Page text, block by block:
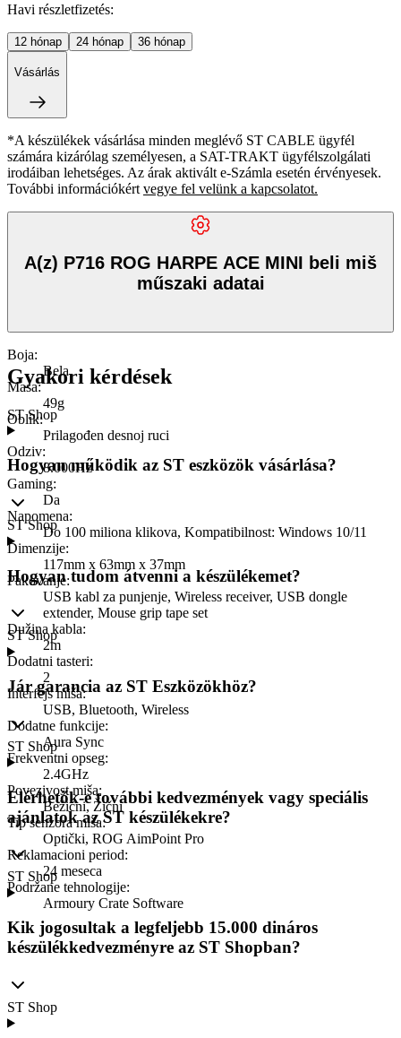
Havi részletfizetés:
12 hónap 24 hónap 36 hónap
Vásárlás
*A készülékek vásárlása minden meglévő ST CABLE ügyfél
számára kizárólag személyesen, a SAT-TRAKT ügyfélszolgálati
irodáiban lehetséges. Az árak aktivált e-Számla esetén érvényesek.
További információkért vegye fel velünk a kapcsolatot.
A(z) P716 ROG HARPE ACE MINI beli miš
műszaki adatai
Boja:
Bela
Masa:
49g
Oblik:
Prilagođen desnoj ruci
Odziv:
8.000Hz
Gaming:
Da
Napomena:
Do 100 miliona klikova, Kompatibilnost: Windows 10/11
Dimenzije:
117mm x 63mm x 37mm
Pakovanje:
USB kabl za punjenje, Wireless receiver, USB dongle
extender, Mouse grip tape set
Dužina kabla:
2m
Dodatni tasteri:
2
Interfejs miša:
USB, Bluetooth, Wireless
Dodatne funkcije:
Aura Sync
Frekventni opseg:
2.4GHz
Povezivost miša:
Bežični, Žični
Tip senzora miša:
Optički, ROG AimPoint Pro
Reklamacioni period:
24 meseca
Podržane tehnologije:
Armoury Crate Software
Gyakori kérdések
ST Shop
Hogyan működik az ST eszközök vásárlása?
ST Shop
Hogyan tudom átvenni a készülékemet?
ST Shop
Jár garancia az ST Eszközökhöz?
ST Shop
Elérhetők-e további kedvezmények vagy speciális
ajánlatok az ST készülékekre?
ST Shop
Kik jogosultak a legfeljebb 15.000 dináros
készülékkedvezményre az ST Shopban?
ST Shop